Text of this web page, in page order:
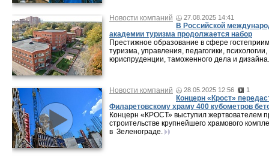
Новости компаний 27.08.2025 14:41
В Российской
академии туризма продолжается набор
Престижное образование в сфере
туризма, управления, педагогики, психологии,
юриспруденции, таможенного дела и дизайна.
Новости компаний 28.05.2025 12:56 1
Концерн «Крост»
Филаретовскому храму 400 кубометров
Концерн «КРОСТ» выступил жертвователем
строительстве крупнейшего храмового
в Зеленограде.